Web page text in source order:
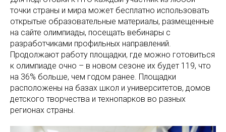
точки страны и мира может бесплатно использовать
открытые образовательные материалы, размещенные
на сайте олимпиады, посещать вебинары с
разработчиками профильных направлений.
Продолжают работу площадки, где можно готовиться
к олимпиаде очно – в новом сезоне их будет 119, что
на 36% больше, чем годом ранее. Площадки
расположены на базах школ и университетов, домов
детского творчества и технопарков во разных
регионах страны.